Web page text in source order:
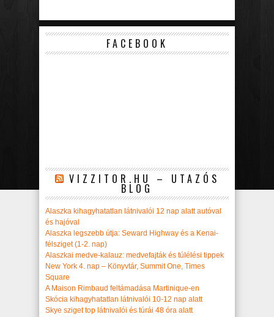
FACEBOOK
VIZZITOR.HU – UTAZÓS
BLOG
Alaszka kihagyhatatlan látnivalói 12 nap alatt autóval
és hajóval
Alaszka legszebb útja: Seward Highway és a Kenai-
félsziget (1-2. nap)
Alaszkai medve-kalauz: medvefajták és túlélési tippek
New York 4. nap – Könyvtár, Summit One, Times
Square
A Maison Rimbaud feltámadása Martinique-en
Skócia kihagyhatatlan látnivalói 10-12 nap alatt
Skye sziget top látnivalói és túrái 48 óra alatt